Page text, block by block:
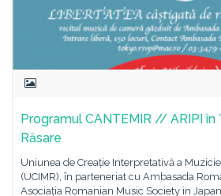
Programul CANTEMIR // ARIPI în
Răsare
Uniunea de Creație Interpretativă a
(UCIMR), în parteneriat cu Ambasada
Asociația Romanian Music Society in